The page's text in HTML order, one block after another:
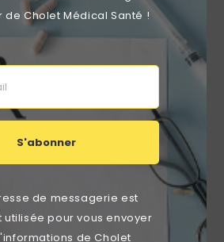
de Cholet Médical Santé !
S'abonner
de messagerie est
utilisée pour vous envoyer
de Cholet